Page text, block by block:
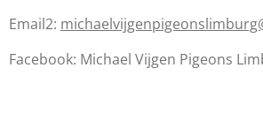
Email2:
Facebook: Michael Vijgen Pigeons